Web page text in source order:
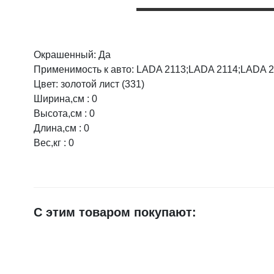
Окрашенный: Да
Применимость к авто: LADA 2113;LADA 2114;LADA
Цвет: золотой лист (331)
Ширина,см : 0
Высота,см : 0
Длина,см : 0
Вес,кг : 0
Оцените товар:
Ваше имя
E-mail
С этим товаром покупают: